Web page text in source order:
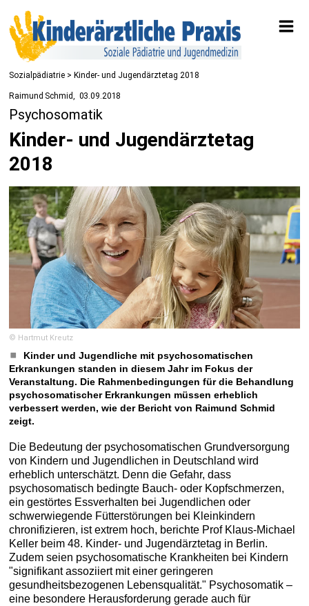
Sozialpädiatrie > Kinder- und Jugendärztetag 2018
Raimund Schmid 03.09.2018
Psychosomatik
Kinder- und Jugendärztetag
2018
© Hartmut Kreutz
Kinder und Jugendliche mit psychosomatischen
Erkrankungen standen in diesem Jahr im Fokus der
Veranstaltung. Die Rahmenbedingungen für die Behandlung
psychosomatischer Erkrankungen müssen erheblich
verbessert werden, wie der Bericht von Raimund Schmid
zeigt.
Die Bedeutung der psychosomatischen Grundversorgung
von Kindern und Jugendlichen in Deutschland wird
erheblich unterschätzt. Denn die Gefahr, dass
psychosomatisch bedingte Bauch- oder Kopfschmerzen,
ein gestörtes Essverhalten bei Jugendlichen oder
schwerwiegende Fütterstörungen bei Kleinkindern
chronifizieren, ist extrem hoch, berichte Prof Klaus-Michael
Keller beim 48. Kinder- und Jugendärztetag in Berlin.
Zudem seien psychosomatische Krankheiten bei Kindern
"signifikant assoziiert mit einer geringeren
gesundheitsbezogenen Lebensqualität." Psychosomatik –
eine besondere Herausforderung gerade auch für